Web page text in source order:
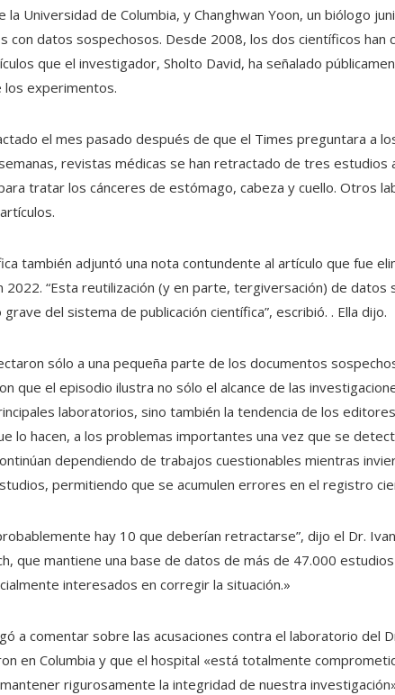
Universidad de Columbia, y Changhwan Yoon, un biólogo
con datos sospechosos. Desde 2008, los dos científicos han
que el investigador, Sholto David, ha señalado
experimentos.
el mes pasado después de que el Times preguntara a
revistas médicas se han retractado de tres estudios
tratar los cánceres de estómago, cabeza y cuello. Otros
también adjuntó una nota contundente al artículo que fue
2022. “Esta reutilización (y en parte, tergiversación) de datos
del sistema de publicación científica”, escribió. . Ella dijo.
sólo a una pequeña parte de los documentos
que el episodio ilustra no sólo el alcance de las
laboratorios, sino también la tendencia de los
lo hacen, a los problemas importantes una vez que se
dependiendo de trabajos cuestionables mientras
permitiendo que se acumulen errores en el registro
hay 10 que deberían retractarse”, dijo el Dr.
que mantiene una base de datos de más de 47.000
interesados ​​en corregir la situación.»
a comentar sobre las acusaciones contra el laboratorio del
en Columbia y que el hospital «está totalmente
rigurosamente la integridad de nuestra